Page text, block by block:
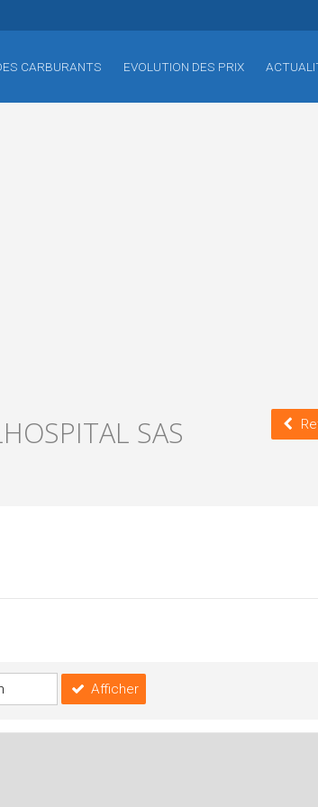
CARBURANTS EVOLUTION DES PRIX
SAS
Afficher